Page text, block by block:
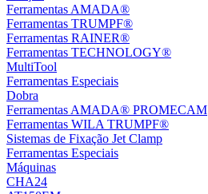
Ferramentas AMADA®
Ferramentas TRUMPF®
Ferramentas RAINER®
Ferramentas TECHNOLOGY®
MultiTool
Ferramentas Especiais
Dobra
Ferramentas AMADA® PROMECAM
Ferramentas WILA TRUMPF®
Sistemas de Fixação Jet Clamp
Ferramentas Especiais
Máquinas
CHA24